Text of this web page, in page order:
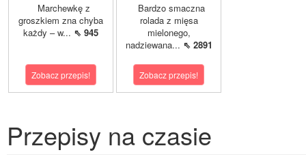
Marchewkę z
groszkiem zna chyba
każdy – w... ⇖ 945
Zobacz przepis!
Bardzo smaczna
rolada z mięsa
mielonego,
nadziewana... ⇖ 2891
Zobacz przepis!
Przepisy na czasie